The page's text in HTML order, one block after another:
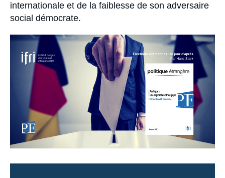
internationale et de la faiblesse de son adversaire
social démocrate.
Image
principale